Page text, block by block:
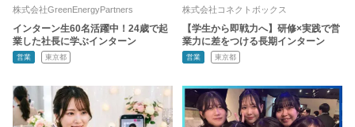
株式会社GreenEnergyPartners
インターン生60名活躍中！24歳で起
業した社長に学ぶインターン
営業 東京都
株式会社コネクトボックス
【学生から即戦力へ】研修×実践で営
業力に差をつける長期インターン
営業 東京都